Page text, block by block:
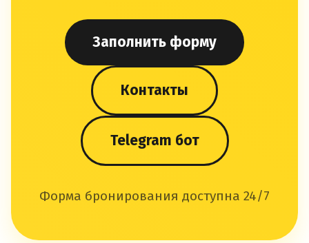
Заполнить форму
Контакты
Telegram бот
Форма бронирования доступна 24/7